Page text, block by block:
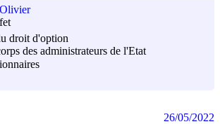
droit d'option
des administrateurs de l'Etat
26/05/2022